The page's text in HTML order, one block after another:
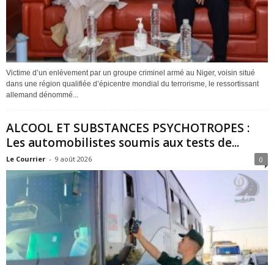
Victime d’un enlèvement par un groupe criminel armé au Niger, voisin situé
dans une région qualifiée d’épicentre mondial du terrorisme, le ressortissant
allemand dénommé...
ALCOOL ET SUBSTANCES PSYCHOTROPES :
Les automobilistes soumis aux tests de...
Le Courrier - 9 août 2026 0